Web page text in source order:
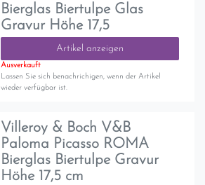
Bierglas Biertulpe Glas
Gravur Höhe 17,5
Artikel anzeigen
Ausverkauft
Lassen Sie sich benachrichigen, wenn der Artikel
wieder verfügbar ist.
Villeroy & Boch V&B
Paloma Picasso ROMA
Bierglas Biertulpe Gravur
Höhe 17,5 cm